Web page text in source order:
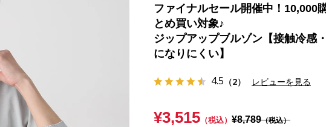
ファイナルセール開催中！10,000
とめ買い対象♪
ジップアップブルゾン【接触冷感
になりにくい】
4.5 （2） レビューを見る
¥3,515 （税込） ¥8,789（税込）